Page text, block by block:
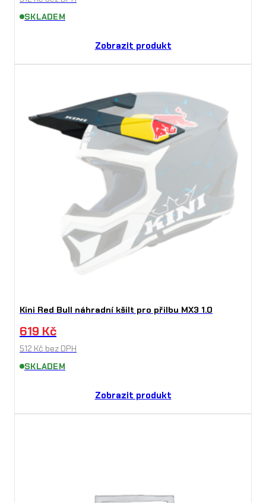
SKLADEM
Zobrazit produkt
Kini Red Bull náhradní kšilt pro přilbu MX3 1.0
619 Kč
512 Kč bez DPH
SKLADEM
Zobrazit produkt